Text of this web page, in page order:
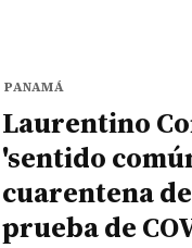
PANAMÁ
Laurentino
'sentido
cuarentena
prueba de